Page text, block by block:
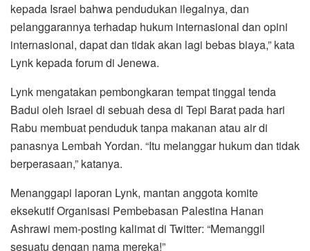
kepada Israel bahwa pendudukan ilegalnya, dan
pelanggarannya terhadap hukum internasional dan opini
internasional, dapat dan tidak akan lagi bebas biaya,” kata
Lynk kepada forum di Jenewa.
Lynk mengatakan pembongkaran tempat tinggal tenda
Badui oleh Israel di sebuah desa di Tepi Barat pada hari
Rabu membuat penduduk tanpa makanan atau air di
panasnya Lembah Yordan. “Itu melanggar hukum dan tidak
berperasaan,” katanya.
Menanggapi laporan Lynk, mantan anggota komite
eksekutif Organisasi Pembebasan Palestina Hanan
Ashrawi mem-posting kalimat di Twitter: “Memanggil
sesuatu dengan nama mereka!”